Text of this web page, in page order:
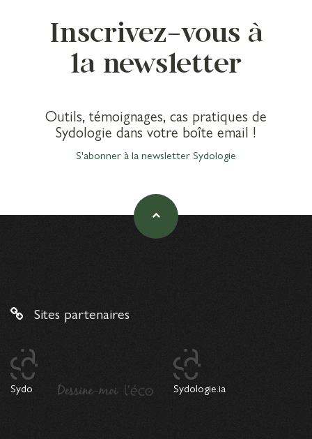
Inscrivez-vous à
la newsletter
Outils, témoignages, cas pratiques de
Sydologie dans votre boîte email !
S'abonner à la newsletter Sydologie
Sites partenaires
Sydo Sydologie.ia